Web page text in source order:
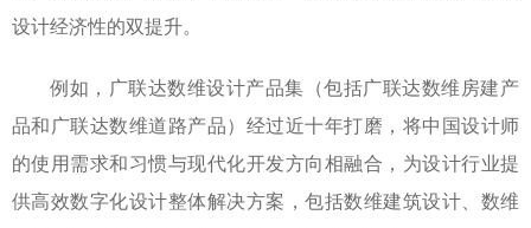
设计经济性的双提升。
例如，广联达数维设计产品集（包括广联达数维房建产
品和广联达数维道路产品）经过近十年打磨，将中国设计师
的使用需求和习惯与现代化开发方向相融合，为设计行业提
供高效数字化设计整体解决方案，包括数维建筑设计、数维